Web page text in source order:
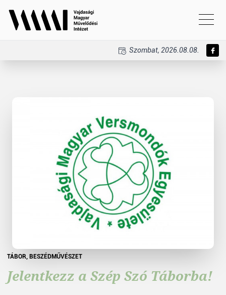
Szombat, 2026.08.08.
TÁBOR, BESZÉDMŰVÉSZET
Jelentkezz a Szép Szó Táborba!